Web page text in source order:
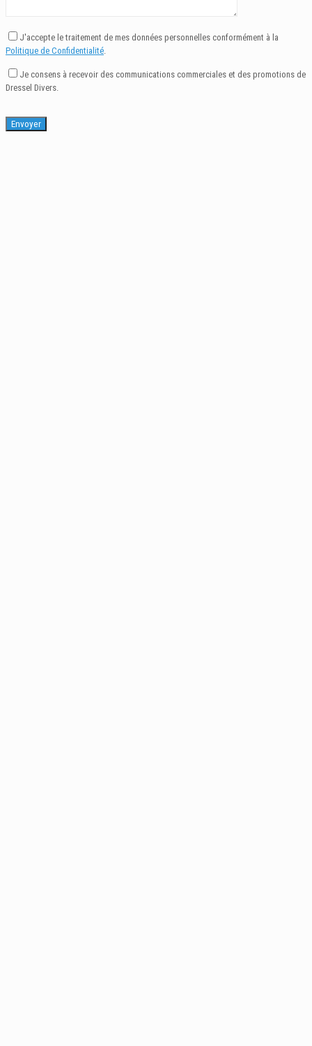
J'accepte le traitement de mes données personnelles conformément à la
Politique de Confidentialité.
Je consens à recevoir des communications commerciales et des promotions de
Dressel Divers.